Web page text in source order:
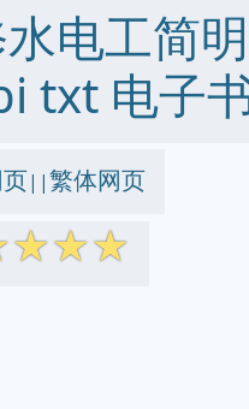
电工简
txt 电子
||繁体网页
☆☆☆